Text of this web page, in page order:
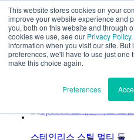
This website stores cookies on your
improve your website experience and
you, both on this website and through
cookies we use, see our Privacy Policy
information when you visit our site.
preferences, we'll have to use just one
make this choice again.
Preferences
사례 연구
국방
스테인리스 스틸 멀티 툴